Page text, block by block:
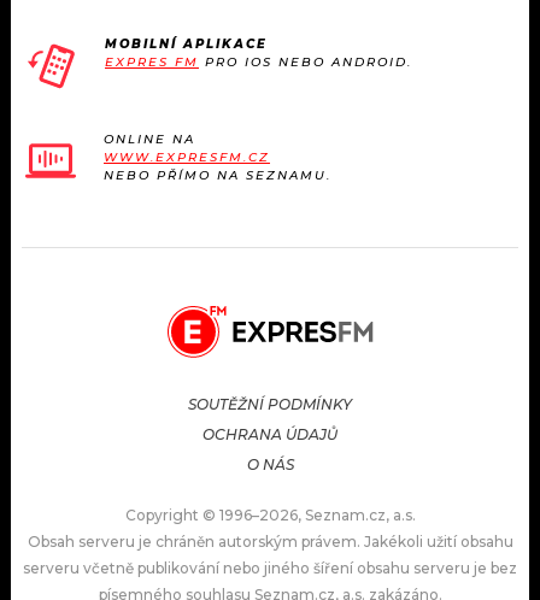
MOBILNÍ APLIKACE
EXPRES FM PRO IOS NEBO ANDROID.
ONLINE NA
WWW.EXPRESFM.CZ
NEBO PŘÍMO NA SEZNAMU.
SOUTĚŽNÍ PODMÍNKY
OCHRANA ÚDAJŮ
O NÁS
Copyright © 1996–2026, Seznam.cz, a.s.
Obsah serveru je chráněn autorským právem. Jakékoli užití obsahu
serveru včetně publikování nebo jiného šíření obsahu serveru je bez
písemného souhlasu Seznam.cz, a.s. zakázáno.